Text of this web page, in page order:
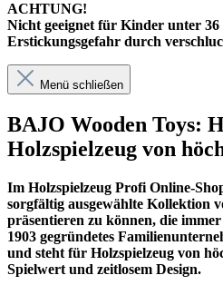
ACHTUNG!
Nicht geeignet für Kinder unter 36
Erstickungsgefahr durch
Menü schließen
BAJO Wooden Toys:
Holzspielzeug von
Im Holzspielzeug Profi Online-
sorgfältig ausgewählte Kollektion
präsentieren zu können, die
1903 gegründetes
und steht für Holzspielzeug von
Spielwert und zeitlosem Design.